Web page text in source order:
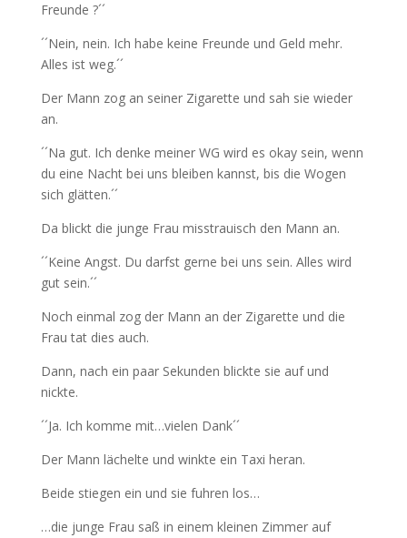
Freunde ?´´
´´Nein, nein. Ich habe keine Freunde und Geld mehr.
Alles ist weg.´´
Der Mann zog an seiner Zigarette und sah sie wieder
an.
´´Na gut. Ich denke meiner WG wird es okay sein, wenn
du eine Nacht bei uns bleiben kannst, bis die Wogen
sich glätten.´´
Da blickt die junge Frau misstrauisch den Mann an.
´´Keine Angst. Du darfst gerne bei uns sein. Alles wird
gut sein.´´
Noch einmal zog der Mann an der Zigarette und die
Frau tat dies auch.
Dann, nach ein paar Sekunden blickte sie auf und
nickte.
´´Ja. Ich komme mit…vielen Dank´´
Der Mann lächelte und winkte ein Taxi heran.
Beide stiegen ein und sie fuhren los…
…die junge Frau saß in einem kleinen Zimmer auf